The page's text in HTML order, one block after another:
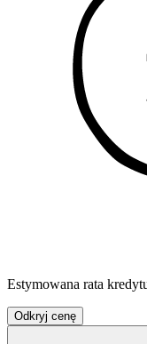
Estymowana rata
Odkryj cenę